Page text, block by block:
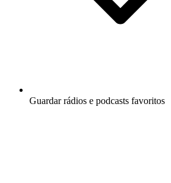
Guardar rádios e podcasts favoritos